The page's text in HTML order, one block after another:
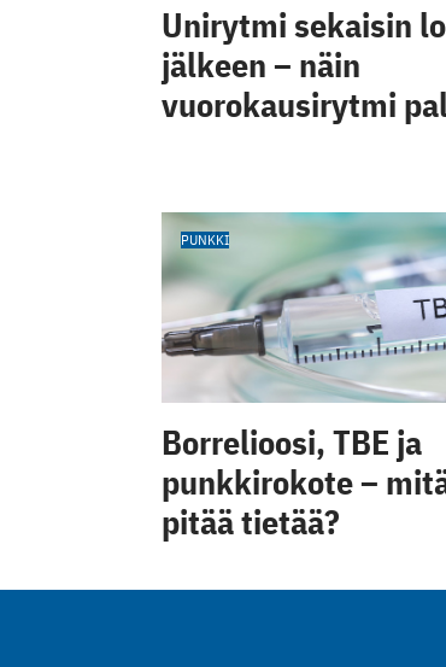
Unirytmi sekaisin
jälkeen – näin
vuorokausirytmi
PUNKKI
Borrelioosi, TBE ja
punkkirokote –
pitää tietää?